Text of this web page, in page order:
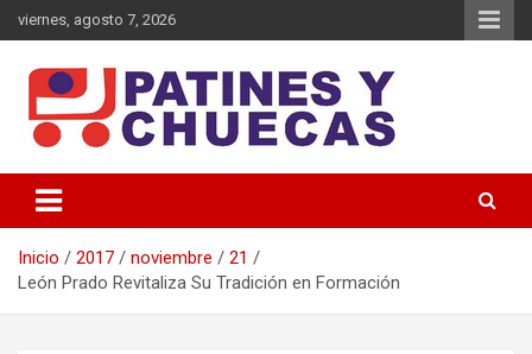
Saltar
al
viernes, agosto 7, 2026
Patines y Chuecas
Inicio 2017 noviembre
21
León Prado Revitaliza Su Tradición en Formación